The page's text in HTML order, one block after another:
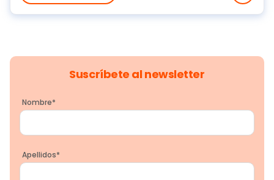
Suscríbete al newsletter
Nombre*
Apellidos*